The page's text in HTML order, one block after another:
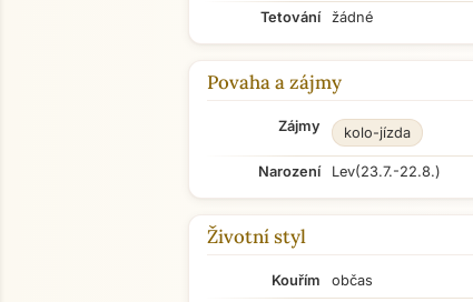
Tetování
žádné
Povaha a zájmy
Zájmy kolo-jízda
Narození Lev(23.7.-22.8.)
Životní styl
Kouřím
občas